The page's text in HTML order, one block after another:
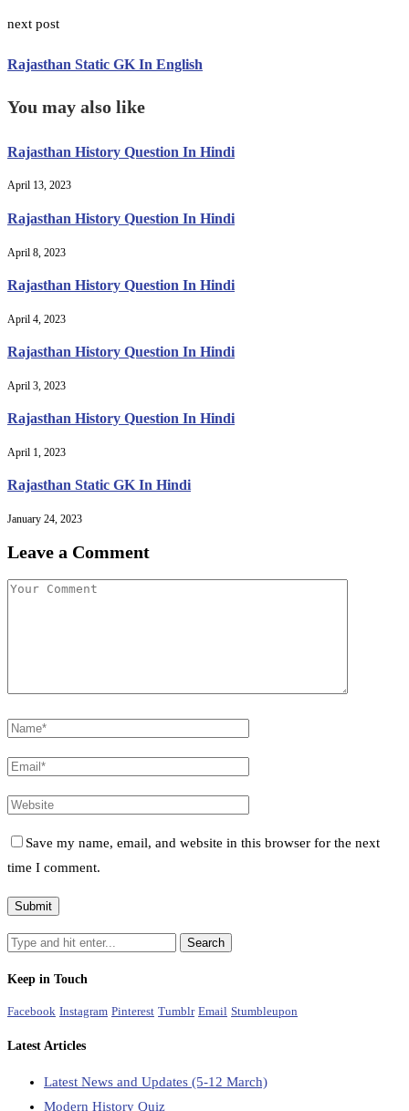
next post
Rajasthan Static GK In English
You may also like
Rajasthan History Question In Hindi
April 13, 2023
Rajasthan History Question In Hindi
April 8, 2023
Rajasthan History Question In Hindi
April 4, 2023
Rajasthan History Question In Hindi
April 3, 2023
Rajasthan History Question In Hindi
April 1, 2023
Rajasthan Static GK In Hindi
January 24, 2023
Leave a Comment
Save my name, email, and website in this browser for the next
time I comment.
Keep in Touch
Facebook Instagram Pinterest Tumblr Email Stumbleupon
Latest Articles
Latest News and Updates (5-12 March)
Modern History Quiz